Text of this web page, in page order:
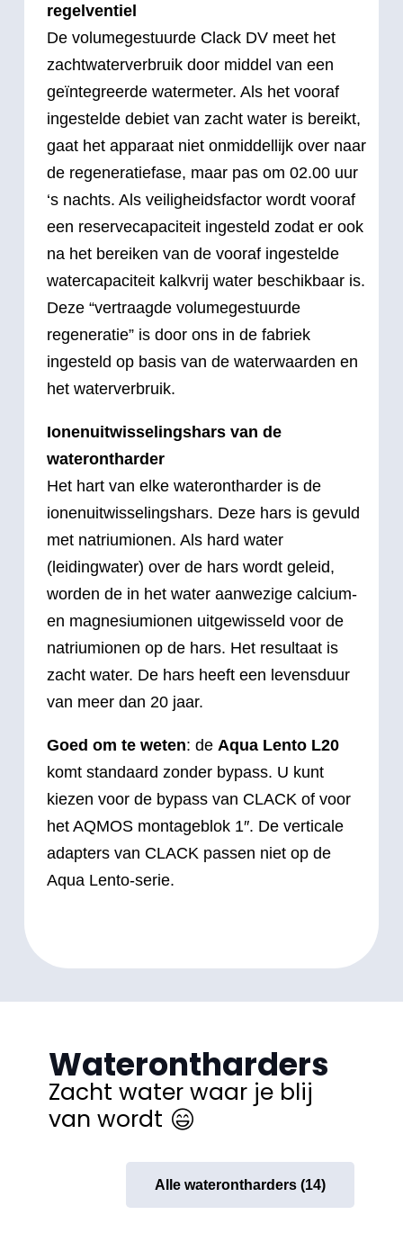
regelventiel
De volumegestuurde Clack DV meet het
zachtwaterverbruik door middel van een
geïntegreerde watermeter. Als het vooraf
ingestelde debiet van zacht water is bereikt,
gaat het apparaat niet onmiddellijk over naar
de regeneratiefase, maar pas om 02.00 uur
‘s nachts. Als veiligheidsfactor wordt vooraf
een reservecapaciteit ingesteld zodat er ook
na het bereiken van de vooraf ingestelde
watercapaciteit kalkvrij water beschikbaar is.
Deze “vertraagde volumegestuurde
regeneratie” is door ons in de fabriek
ingesteld op basis van de waterwaarden en
het waterverbruik.
Ionenuitwisselingshars van de
waterontharder
Het hart van elke waterontharder is de
ionenuitwisselingshars. Deze hars is gevuld
met natriumionen. Als hard water
(leidingwater) over de hars wordt geleid,
worden de in het water aanwezige calcium-
en magnesiumionen uitgewisseld voor de
natriumionen op de hars. Het resultaat is
zacht water. De hars heeft een levensduur
van meer dan 20 jaar.
Goed om te weten: de Aqua Lento L20
komt standaard zonder bypass. U kunt
kiezen voor de bypass van CLACK of voor
het AQMOS montageblok 1″. De verticale
adapters van CLACK passen niet op de
Aqua Lento-serie.
Waterontharders
Zacht water waar je blij
van wordt
Alle waterontharders (14)